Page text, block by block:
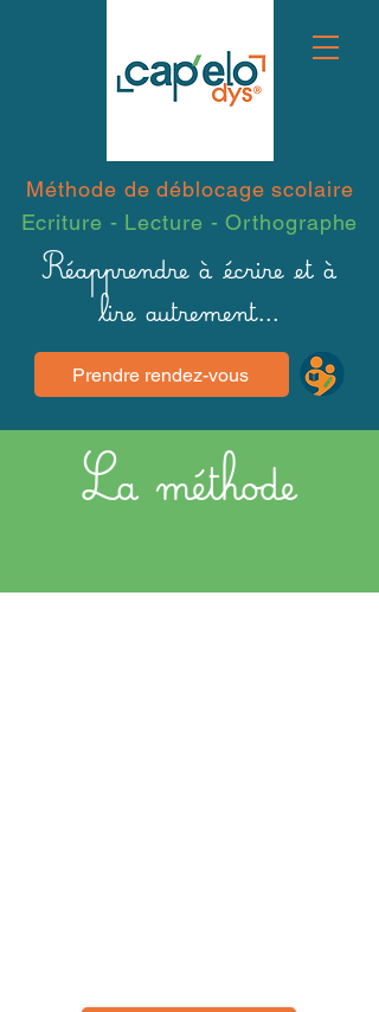
Prendre rendez-vous
Réapprendre à écrire et à
lire autrement...
Méthode de déblocage scolaire​
Ecriture - Lecture - Orthographe
La méthode